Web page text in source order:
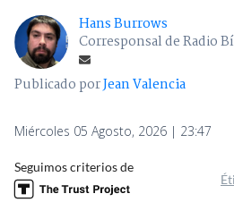
Hans Burrows
Corresponsal de Radio
Publicado porJean Valencia
Miércoles 05 Agosto, 2026 | 23:47
Seguimos criterios de